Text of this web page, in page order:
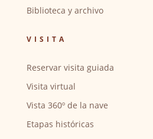
Biblioteca y archivo
VISITA
Reservar visita guiada
Visita virtual
Vista 360º de la nave
Etapas históricas